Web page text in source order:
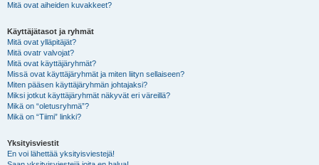
Mitä ovat aiheiden kuvakkeet?
Käyttäjätasot ja ryhmät
Mitä ovat ylläpitäjät?
Mitä ovatr valvojat?
Mitä ovat käyttäjäryhmät?
Missä ovat käyttäjäryhmät ja miten liityn sellaiseen?
Miten pääsen käyttäjäryhmän johtajaksi?
Miksi jotkut käyttäjäryhmät näkyvät eri väreillä?
Mikä on “oletusryhmä”?
Mikä on “Tiimi” linkki?
Yksityisviestit
En voi lähettää yksityisviestejä!